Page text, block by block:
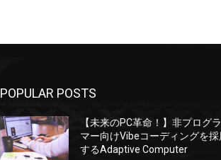
POPULAR POSTS
【未来のPC革命！】非プログラ
マー向けVibeコーディングを採
するAdaptive Computer